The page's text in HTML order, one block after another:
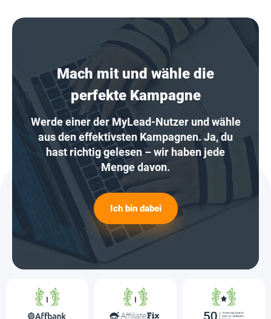
Mach mit und wähle die
perfekte Kampagne
Werde einer der MyLead-Nutzer und wähle
aus den effektivsten Kampagnen. Ja, du
hast richtig gelesen – wir haben jede
Menge davon.
Ich bin dabei